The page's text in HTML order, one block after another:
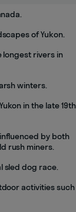
of Yukon.
longest rivers in
winters.
in the late 19th
by both
rush miners.
sled dog race.
activities such